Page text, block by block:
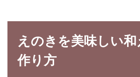
えのきを美味しい
作り方